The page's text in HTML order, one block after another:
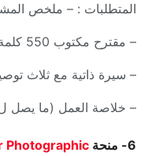
المتطلبات : – ملخص المشروع (25 كلمة
– مقترح مكتوب 550 كلمة كحد أقصى لانشاء العمل.
– سيرة ذاتية مع ثلاث
– خلاصة العمل (ما يصل ل 20
6- منحة Photographic